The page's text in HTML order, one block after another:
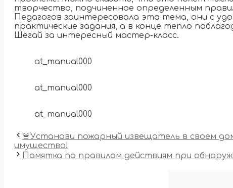
творчество, подчиненное определенным
Педагогов заинтересовала эта тема, они с
практические задания, а в конце тепло
Шегай за интересный мастер-класс.
at_manual000
at_manual000
at_manual000
🚨Установи пожарный извещатель в своем
имущество!
Памятка по правилам действиям при